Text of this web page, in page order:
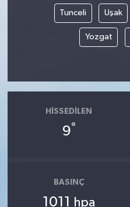
Tunceli Uşak
Yozgat
HISSEDILEN
9°
BASINÇ
1011 hpa